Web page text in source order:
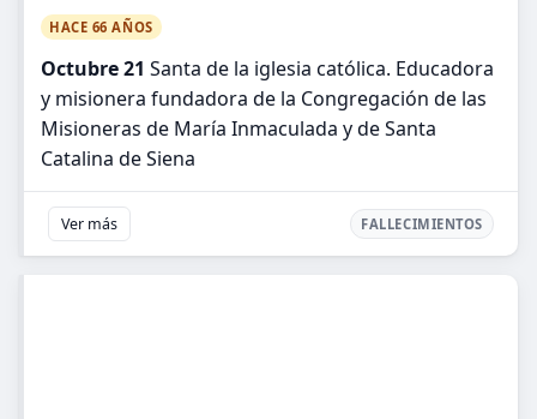
HACE 66 AÑOS
Octubre 21 Santa de la iglesia católica. Educadora
y misionera fundadora de la Congregación de las
Misioneras de María Inmaculada y de Santa
Catalina de Siena
Ver más FALLECIMIENTOS